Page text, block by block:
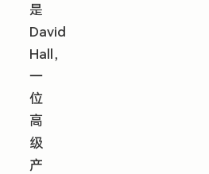
是
David
Hall，
一
位
高
级
产